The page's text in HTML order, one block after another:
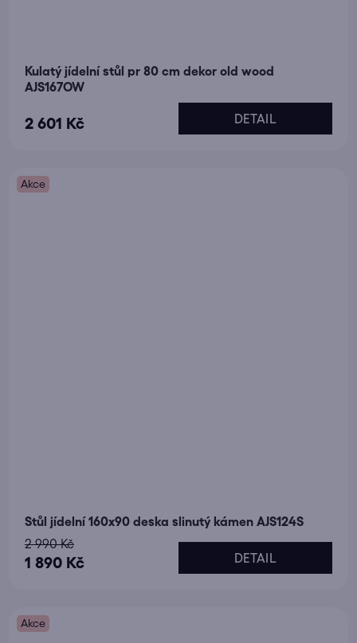
Kulatý jídelní stůl pr 80 cm dekor old wood
AJS167OW
2 601 Kč DETAIL
Akce
Stůl jídelní 160x90 deska slinutý kámen AJS124S
1 890 Kč
2 990 Kč
DETAIL
Akce